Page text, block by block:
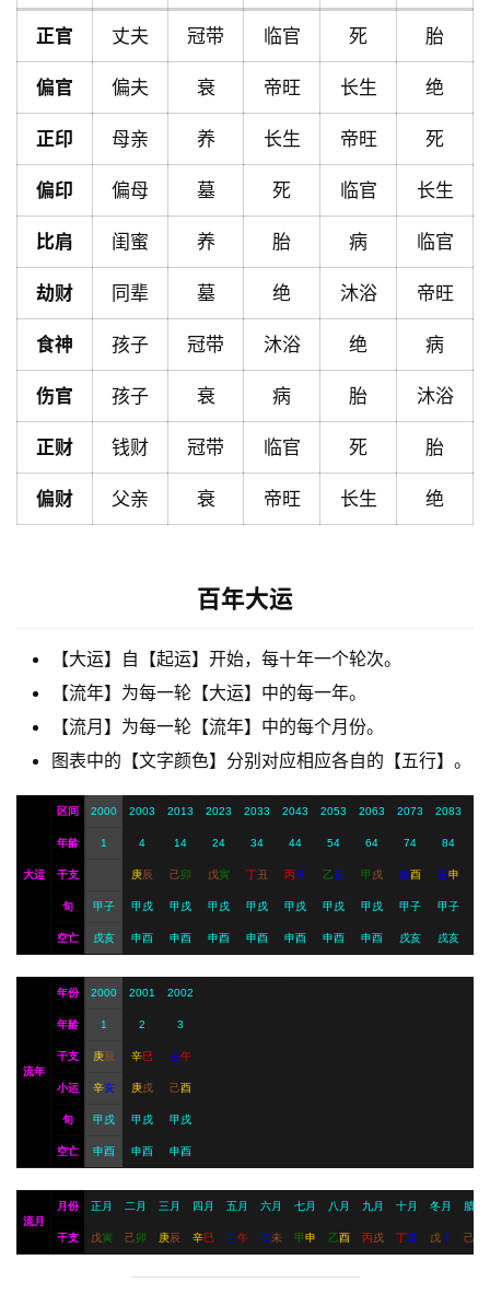
页
黄
历
卜
命
理
解
梦
服
务
登录 注册
正官 丈夫 冠带 临官 死 胎
偏官 偏夫 衰 帝旺 长生 绝
正印 母亲 养 长生 帝旺 死
偏印 偏母 墓 死 临官 长生
比肩 闺蜜 养 胎 病 临官
劫财 同辈 墓 绝 沐浴 帝旺
食神 孩子 冠带 沐浴 绝 病
伤官 孩子 衰 病 胎 沐浴
正财 钱财 冠带 临官 死 胎
偏财 父亲 衰 帝旺 长生 绝
百年大运
【大运】自【起运】开始，每十年一个轮次。
【流年】为每一轮【大运】中的每一年。
【流月】为每一轮【流年】中的每个月份。
图表中的【文字颜色】分别对应相应各自的【五行】。
大运
区间 2000 2003 2013 2023 2033 2043 2053 2063 2073 2083
年龄 1 4 14 24 34 44 54 64 74 84
干支 庚辰 己卯 戊寅 丁丑 丙子 乙亥 甲 戌 癸酉 壬申
旬 甲子 甲戌 甲戌 甲戌 甲戌 甲戌 甲戌 甲戌 甲子 甲子
空亡 戌亥 申酉 申酉 申酉 申酉 申酉 申酉 申酉 戌亥 戌亥
流年
年份 2000 2001 2002
年龄 1 2 3
干支 庚辰 辛巳 壬午
小运 辛亥 庚戌 己酉
旬 甲戌 甲戌 甲戌
空亡 申酉 申酉 申酉
流月
月份 正月 二月 三月 四月 五月 六月 七月 八月 九月 十月 冬月 腊月
干支 戊寅 己卯 庚辰 辛巳 壬午 癸未 甲申 乙酉 丙戌 丁亥 戊子 己